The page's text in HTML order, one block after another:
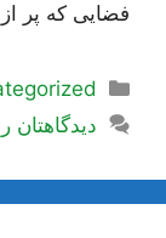
فضایی که پر
دسته‌ها
دیدگاهتان